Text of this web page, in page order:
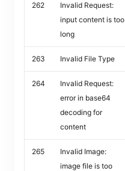
262
Invalid Request:
input content is too
long
263 Invalid File Type
264
Invalid Request:
error in base64
decoding for
content
265
Invalid Image:
image file is too